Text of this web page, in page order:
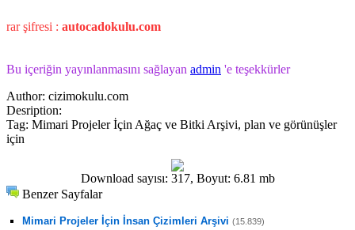
rar şifresi : autocadokulu.com
Bu içeriğin yayınlanmasını sağlayan admin 'e teşekkürler
Author: cizimokulu.com
Desription:
Tag: Mimari Projeler İçin Ağaç ve Bitki Arşivi, plan ve görünüşler
için
Download sayısı: 317, Boyut: 6.81 mb
Benzer Sayfalar
Mimari Projeler İçin İnsan Çizimleri Arşivi (15.839)